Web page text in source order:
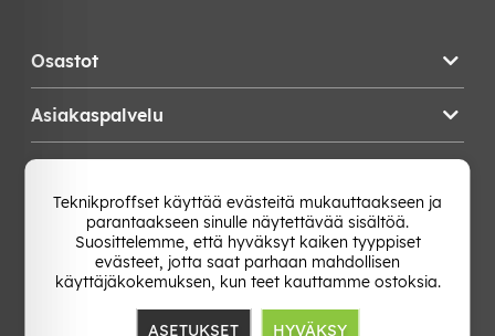
Osastot
Asiakaspalvelu
Vaihda Maa
Teknikproffset käyttää evästeitä mukauttaakseen ja
parantaakseen sinulle näytettävää sisältöä.
Suosittelemme, että hyväksyt kaiken tyyppiset
evästeet, jotta saat parhaan mahdollisen
käyttäjäkokemuksen, kun teet kauttamme ostoksia.
ASETUKSET HYVÄKSY